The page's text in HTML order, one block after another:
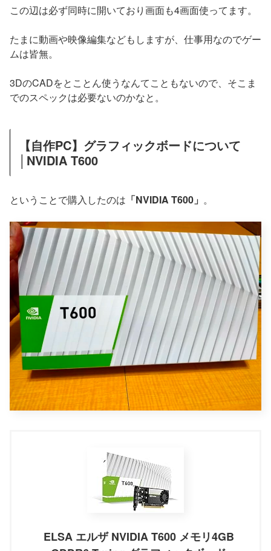
この辺は必ず同時に開いており画面も4画面使ってます。
たまに動画や映像編集などもしますが、仕事用なのでゲー
ムは皆無。
3DのCADをとことん使うなんてこともないので、そこま
でのスペックは必要ないのかなと。
【自作PC】グラフィックボードについて
│NVIDIA T600
ということで購入したのは 「NVIDIA T600」 。
ELSA エルザ NVIDIA T600 メモリ4GB